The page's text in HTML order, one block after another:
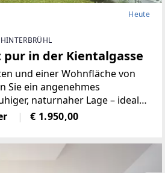
Heute
in der Kientalgasse
und einer Wohnfläche von
Sie ein angenehmes
naturnaher Lage – ideal
oder alle, die Wohnen im
Infrastruktur verbinden
€ 1.950,00